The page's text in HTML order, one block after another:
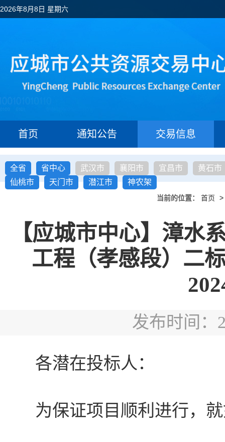
2026年8月8日 星期六
首页 通知公告 交易信息
全省 省中心 武汉市 襄阳市 宜昌市
黄石市
仙桃市
天门市 潜江市 神农架
当前的位置： 首页 >
【应城市中心】漳水
工程（孝感段）二
发布时间：
各潜在投标人：
为保证项目顺利进行，